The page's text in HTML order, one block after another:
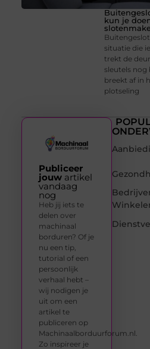
kun je
situatie die
trekt de
sleutels nog
breekt af in
plotseling
Publiceer
jouwartikel
vandaag
nog
Heb jij iets te
delen over
machinaal
borduren? Of je
nu een tip,
tutorial of een
persoonlijk
verhaal hebt –
wij nodigen je
uit om een
artikel te
publiceren op
Machinaalborduurforum.nl.
Zo inspireer je